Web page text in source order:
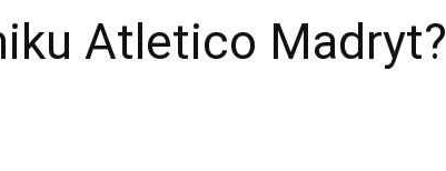
Atletico Madryt?